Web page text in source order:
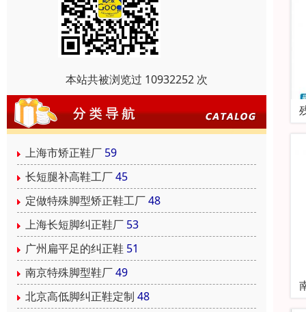
本站共被浏览过 10932252 次
上海市矫正鞋厂 59
长短腿补高鞋工厂45
定做特殊脚型矫正鞋工厂48
上海长短脚纠正鞋厂 53
广州扁平足的纠正鞋 51
南京特殊脚型鞋厂49
北京高低脚纠正鞋定制 48